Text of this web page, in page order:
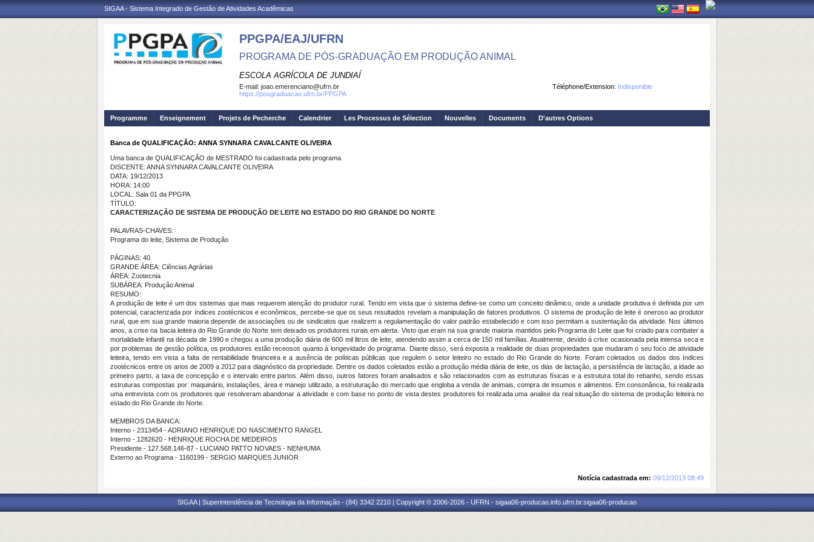
SIGAA - Sistema Integrado de Gestão de Atividades Acadêmicas
PPGPA/EAJ/UFRN
PROGRAMA DE PÓS-GRADUAÇÃO EM PRODUÇÃO ANIMAL
ESCOLA AGRÍCOLA DE JUNDIAÍ
Téléphone/Extension: Indisponible
E-mail: joao.emerenciano@ufrn.br
https://posgraduacao.ufrn.br/PPGPA
Programme Enseignement Projets de Pecherche Calendrier Les Processus de Sélection Nouvelles Documents D'autres Options
Banca de QUALIFICAÇÃO: ANNA SYNNARA CAVALCANTE OLIVEIRA
Uma banca de QUALIFICAÇÃO de MESTRADO foi cadastrada pelo programa.
DISCENTE: ANNA SYNNARA CAVALCANTE OLIVEIRA
DATA: 19/12/2013
HORA: 14:00
LOCAL: Sala 01 da PPGPA
TÍTULO:
CARACTERIZAÇÃO DE SISTEMA DE PRODUÇÃO DE LEITE NO ESTADO DO RIO GRANDE DO NORTE
PALAVRAS-CHAVES:
Programa do leite, Sistema de Produção
PÁGINAS: 40
GRANDE ÁREA: Ciências Agrárias
ÁREA: Zootecnia
SUBÁREA: Produção Animal
RESUMO:
A produção de leite é um dos sistemas que mais requerem atenção do produtor rural. Tendo em vista que o sistema define-se como um conceito dinâmico, onde a unidade produtiva é definida por um
potencial, caracterizada por índices zootécnicos e econômicos, percebe-se que os seus resultados revelam a manipulação de fatores produtivos. O sistema de produção de leite é oneroso ao produtor
rural, que em sua grande maioria depende de associações ou de sindicatos que realizem a regulamentação do valor padrão estabelecido e com isso permitam a sustentação da atividade. Nos últimos
anos, a crise na bacia leiteira do Rio Grande do Norte tem deixado os produtores rurais em alerta. Visto que eram na sua grande maioria mantidos pelo Programa do Leite que foi criado para combater a
mortalidade infantil na década de 1990 e chegou a uma produção diária de 600 mil litros de leite, atendendo assim a cerca de 150 mil famílias. Atualmente, devido à crise ocasionada pela intensa seca e
por problemas de gestão política, os produtores estão receosos quanto à longevidade do programa. Diante disso, será exposta a realidade de duas propriedades que mudaram o seu foco de atividade
leiteira, tendo em vista a falta de rentabilidade financeira e a ausência de políticas públicas que regulem o setor leiteiro no estado do Rio Grande do Norte. Foram coletados os dados dos índices
zootécnicos entre os anos de 2009 a 2012 para diagnóstico da propriedade. Dentre os dados coletados estão a produção média diária de leite, os dias de lactação, a persistência de lactação, a idade ao
primeiro parto, a taxa de concepção e o intervalo entre partos. Além disso, outros fatores foram analisados e são relacionados com as estruturas físicas e a estrutura total do rebanho, sendo essas
estruturas compostas por: maquinário, instalações, área e manejo utilizado, a estruturação do mercado que engloba a venda de animais, compra de insumos e alimentos. Em consonância, foi realizada
uma entrevista com os produtores que resolveram abandonar a atividade e com base no ponto de vista destes produtores foi realizada uma analise da real situação do sistema de produção leiteira no
estado do Rio Grande do Norte.
MEMBROS DA BANCA:
Interno - 2313454 - ADRIANO HENRIQUE DO NASCIMENTO RANGEL
Interno - 1282620 - HENRIQUE ROCHA DE MEDEIROS
Presidente - 127.568.146-87 - LUCIANO PATTO NOVAES - NENHUMA
Externo ao Programa - 1160199 - SERGIO MARQUES JUNIOR
Notícia cadastrada em: 09/12/2013 08:49
SIGAA | Superintendência de Tecnologia da Informação - (84) 3342 2210 | Copyright © 2006-2026 - UFRN - sigaa06-producao.info.ufrn.br.sigaa06-producao